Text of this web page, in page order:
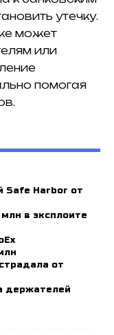
утечку.
может
или
помогая
Safe Harbor от
в эксплоите
от
держателей